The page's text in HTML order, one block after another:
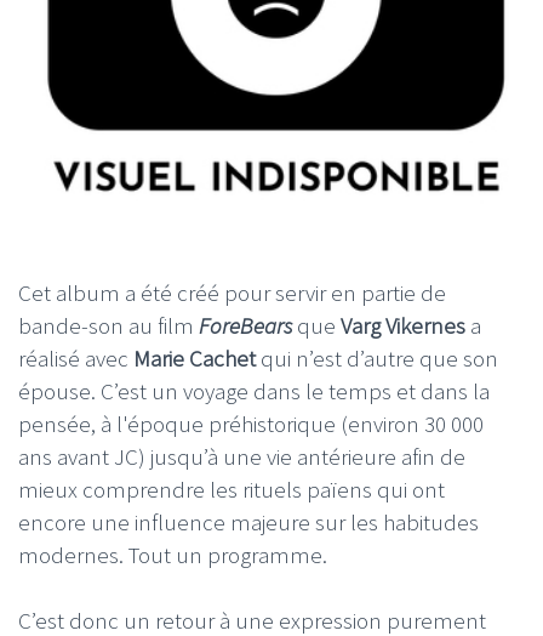
Cet album a été créé pour servir en partie de
bande-son au film ForeBearsque Varg Vikernes a
réalisé avec Marie Cachetqui n’est d’autre que son
épouse. C’est un voyage dans le temps et dans la
pensée, à l'époque préhistorique (environ 30 000
ans avant JC) jusqu’à une vie antérieure afin de
mieux comprendre les rituels païens qui ont
encore une influence majeure sur les habitudes
modernes. Tout un programme.
C’est donc un retour à une expression purement